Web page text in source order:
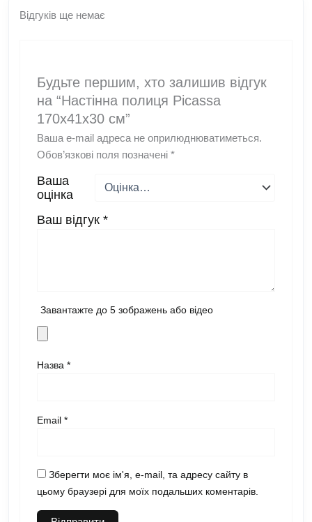
Відгуків ще немає
Будьте першим, хто залишив відгук
на “Настінна полиця Picassa
170x41x30 см”
Ваша e-mail адреса не оприлюднюватиметься.
Обов’язкові поля позначені *
Ваша
оцінка
Ваш відгук *
Завантажте до 5 зображень або відео
Назва *
Email *
Зберегти моє ім'я, e-mail, та адресу сайту в
цьому браузері для моїх подальших коментарів.